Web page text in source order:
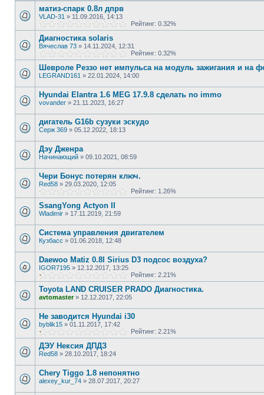
матиз-спарк 0.8л дпрв
VLAD-31 » 11.09.2016, 14:13
Рейтинг: 0.32%
Диагностика solaris
Вячеслав 73 » 14.11.2024, 12:31
Рейтинг: 0.32%
Шевроле Реззо нет импульса на модуль зажигания и на
LEGRAND161 » 22.01.2024, 14:00
Hyundai Elantra 1.6 MEG 17.9.8 сделать no immo
vovander » 21.11.2023, 16:27
дигатель G16b сузуки эскудо
Серж 369 » 05.12.2022, 18:13
Дэу Дженра
Начинающий » 09.10.2021, 08:59
Чери Бонус потерян ключ.
Red58 » 29.03.2020, 12:05
Рейтинг: 1.26%
SsangYong Actyon II
Wladimir » 17.11.2019, 21:59
Система управления двигателем
Кузбасс » 01.06.2018, 12:48
Daewoo Matiz 0.8l Sirius D3 подсос воздуха?
IGOR7195 » 12.12.2017, 13:25
Рейтинг: 2.21%
Toyota LAND CRUISER PRADO Диагностика.
avtomaster» 12.12.2017, 22:05
Не заводится Hyundai i30
byblik15 » 01.11.2017, 17:42
Рейтинг: 2.21%
ДЭУ Нексия ДПДЗ
Red58 » 28.10.2017, 18:24
Chery Tiggo 1.8 непонятно
alexey_kur_74 » 28.07.2017, 20:27